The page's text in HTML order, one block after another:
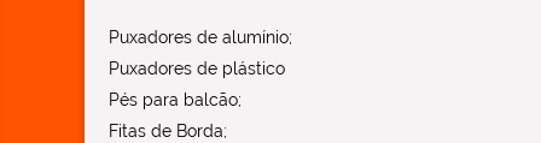
Puxadores de alumínio;
Puxadores de plástico
Pés para balcão;
Fitas de Borda;